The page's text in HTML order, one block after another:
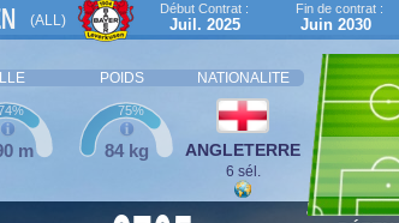
(ALL)
Début Contrat :
Juil. 2025
Fin de contrat :
Juin 2030
POIDS NATIONALITE
m 84 kg
75%
ANGLETERRE
6 sél.